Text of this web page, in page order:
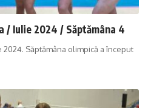
/ Iulie 2024 / Săptămâna 4
Săptămâna olimpică a început